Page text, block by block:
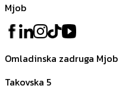
Mjob
Omladinska zadruga Mjob
Takovska 5